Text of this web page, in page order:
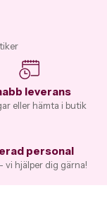
leverans
eller hämta i butik
personal
vi hjälper dig gärna!